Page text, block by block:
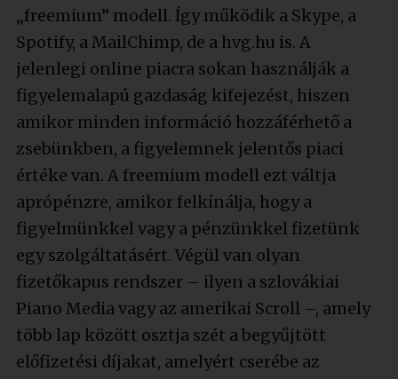
„freemium” modell. Így működik a Skype, a
Spotify, a MailChimp, de a hvg.hu is. A
jelenlegi online piacra sokan használják a
figyelemalapú gazdaság kifejezést, hiszen
amikor minden információ hozzáférhető a
zsebünkben, a figyelemnek jelentős piaci
értéke van. A freemium modell ezt váltja
aprópénzre, amikor felkínálja, hogy a
figyelmünkkel vagy a pénzünkkel fizetünk
egy szolgáltatásért. Végül van olyan
fizetőkapus rendszer – ilyen a szlovákiai
Piano Media vagy az amerikai Scroll –, amely
több lap között osztja szét a begyűjtött
előfizetési díjakat, amelyért cserébe az